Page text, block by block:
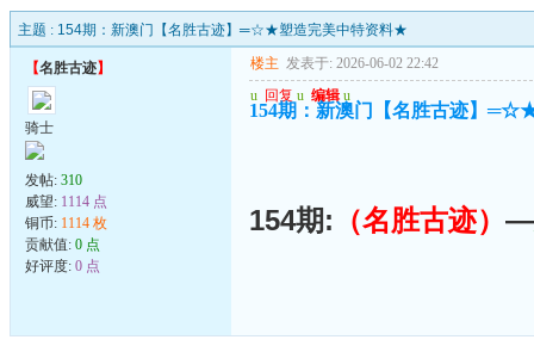
主题 : 154期：新澳门【名胜古迹】═☆★塑造完美中特资料★
【名胜古迹】
骑士
发帖: 310
威望: 1114 点
铜币: 1114 枚
贡献值: 0 点
好评度: 0 点
楼主 发表于: 2026-06-02 22:42
u 回复 u 编辑 u
154期：新澳门【名胜古迹】
154期: （名胜古迹） —